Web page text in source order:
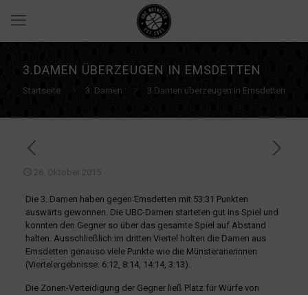
3.DAMEN ÜBERZEUGEN IN EMSDETTEN
Startseite 3. Damen 3.Damen überzeugen in Emsdetten
26. Oktober 2015
Die 3. Damen haben gegen Emsdetten mit 53:31 Punkten
auswärts gewonnen. Die UBC-Damen starteten gut ins Spiel und
konnten den Gegner so über das gesamte Spiel auf Abstand
halten. Ausschließlich im dritten Viertel holten die Damen aus
Emsdetten genauso viele Punkte wie die Münsteranerinnen
(Viertelergebnisse: 6:12, 8:14, 14:14, 3:13).
Die Zonen-Verteidigung der Gegner ließ Platz für Würfe von